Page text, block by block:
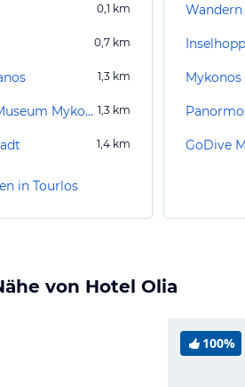
0,1 km
0,7 km
1,3 km
Archäologisches Museum Mykonos 1,3 km
1,4 km
in Tourlos
Wandern
Mykonos
GoDive
von Hotel Olia
100%